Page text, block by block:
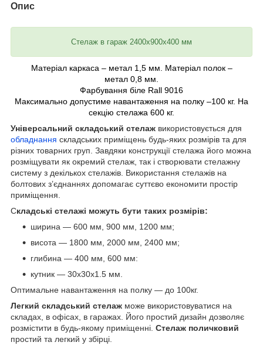
Опис
Стелаж в гараж 2400х900х400 мм
Матеріал каркаса – метал 1,5 мм. Матеріал полок –
метал 0,8 мм.
Фарбування біле Rall 9016
Максимально допустиме навантаження на полку –100 кг. На
секцію стелажа 600 кг.
Універсальний складський стелаж використовується для
обладнання складських приміщень будь-яких розмірів та для
різних товарних груп. Завдяки конструкції стелажа його можна
розміщувати як окремий стелаж, так і створювати стелажну
систему з декількох стелажів. Використання стелажів на
болтових з’єднаннях допомагає суттєво економити простір
приміщення.
Складські стелажі можуть бути таких розмірів:
ширина — 600 мм, 900 мм, 1200 мм;
висота — 1800 мм, 2000 мм, 2400 мм;
глибина — 400 мм, 600 мм:
кутник — 30х30х1.5 мм.
Оптимальне навантаження на полку — до 100кг.
Легкий складський стелаж може використовуватися на
складах, в офісах, в гаражах. Його простий дизайн дозволяє
розмістити в будь-якому приміщенні. Стелаж поличковий
простий та легкий у збірці.